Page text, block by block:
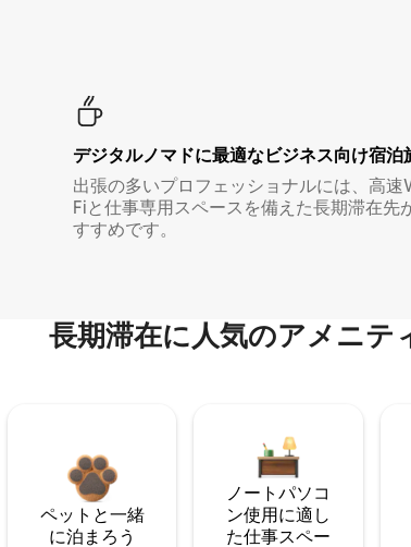
デジタルノマド⁠に最⁠適⁠なビ⁠ジ⁠ネ⁠ス⁠向⁠け宿⁠泊⁠
出張の多いプロフェッショナルには、高速
Fiと仕事専用スペースを備えた長期滞在先
すすめです。
長期滞在に人気のアメニテ
ペットと一緒
に泊まろう
ノートパソコ
ン使用に適し
た仕事スペー